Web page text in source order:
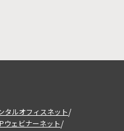
タルオフィスネット/
ウェビナーネット/